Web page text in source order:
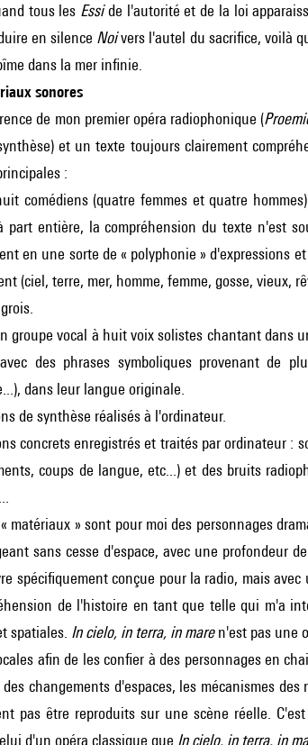
tous les Esside l'autorité et de la loi
en silence Noivers l'autel du sacrifice, voilà
dans la mer infinie.
sonores
de mon premier opéra radiophonique (
et un texte toujours clairement
:
comédiens (quatre femmes et quatre
part entière, la compréhension du texte n'est
en une sorte de « polyphonie » d'expressions
(ciel, terre, mer, homme, femme, gosse,
groupe vocal à huit voix solistes chantant dans
des phrases symboliques provenant de
dans leur langue originale.
de synthèse réalisés à l'ordinateur.
concrets enregistrés et traités par ordinateur :
coups de langue, etc...) et des bruits
matériaux » sont pour moi des personnages
sans cesse d'espace, avec une profondeur
spécifiquement conçue pour la radio, mais
de l'histoire en tant que telle qui m'a
spatiales. In cielo, in terra, in maren'est pas une
afin de les confier à des personnages en
changements d'espaces, les mécanismes
pas être reproduits sur une scène réelle.
d'un opéra classique que In cielo, in terra, in